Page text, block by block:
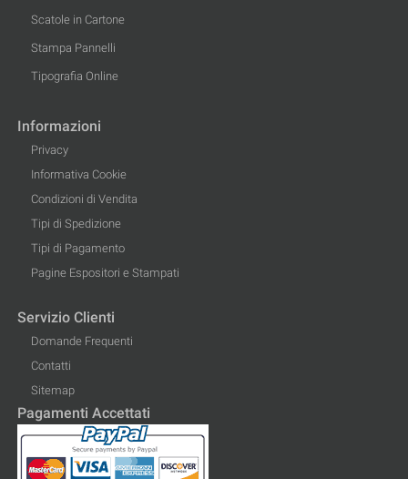
Scatole in Cartone
Stampa Pannelli
Tipografia Online
Informazioni
Privacy
Informativa Cookie
Condizioni di Vendita
Tipi di Spedizione
Tipi di Pagamento
Pagine Espositori e Stampati
Servizio Clienti
Domande Frequenti
Contatti
Sitemap
Pagamenti Accettati